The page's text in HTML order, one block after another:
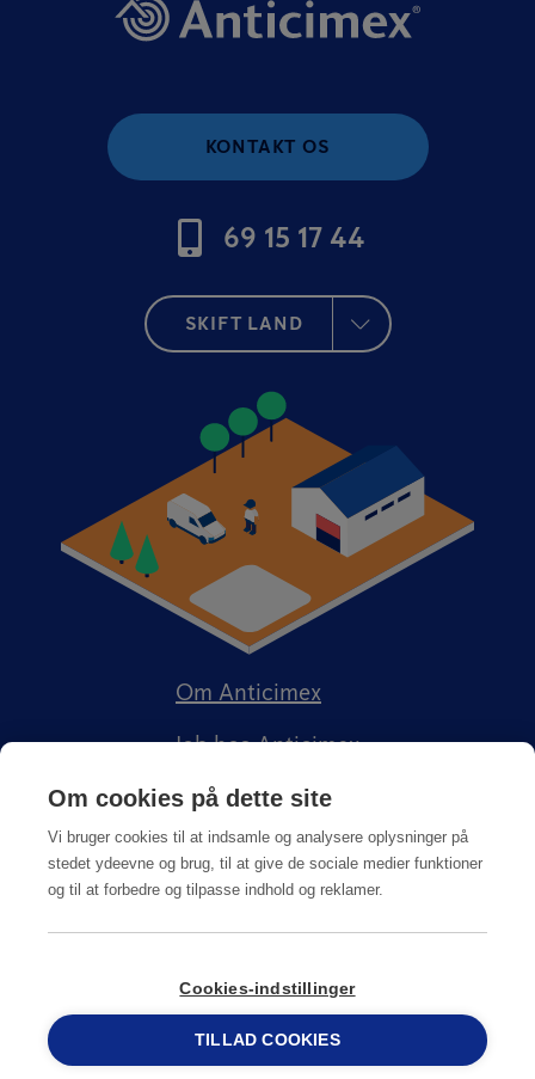
KONTAKT OS
69 15 17 44
SKIFT LAND
Om Anticimex
Job hos Anticimex
Salgs-, service og leveringsbetingelser
© Copyright 2026Anticimex
69 15 17 44
Om cookies på dette site
Vi bruger cookies til at indsamle og analysere oplysninger på
stedet ydeevne og brug, til at give de sociale medier funktioner
og til at forbedre og tilpasse indhold og reklamer.
Cookies-indstillinger
TILLAD COOKIES